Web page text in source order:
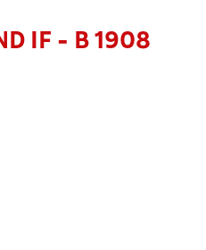
IF - B 1908